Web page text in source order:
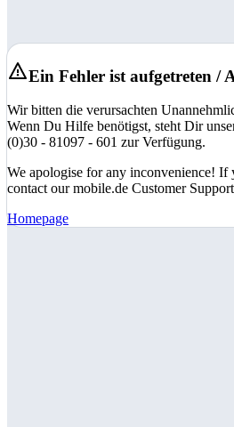
Ein Fehler ist aufgetreten /
Wir bitten die verursachten
Wenn Du Hilfe benötigst, steht Dir
(0)30 - 81097 - 601 zur Verfügung.
We apologise for any inconvenience! If
contact our mobile.de Customer
Homepage